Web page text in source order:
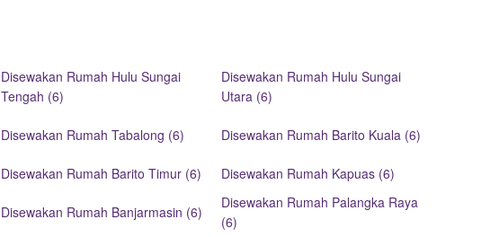
Disewakan Rumah Hulu Sungai
Tengah (6)
Disewakan Rumah Hulu Sungai
Utara (6)
Disewakan Rumah Tabalong (6) Disewakan Rumah Barito Kuala (6)
Disewakan Rumah Barito Timur (6) Disewakan Rumah Kapuas (6)
Disewakan Rumah Banjarmasin (6)
Disewakan Rumah Palangka Raya
(6)